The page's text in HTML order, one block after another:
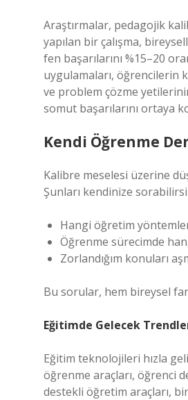
Araştırmalar, pedagojik
yapılan bir çalışma,
fen başarılarını %15–20
uygulamaları, öğrencilerin
ve problem çözme
somut başarılarını ortaya
Kendi Öğrenme
Kalibre meselesi üzerine
Şunları kendinize
Hangi öğretim
Öğrenme sürecimde
Zorlandığım konuları
Bu sorular, hem bireysel
Eğitimde Gelecek
Eğitim teknolojileri hızla
öğrenme araçları, öğrenci
destekli öğretim araçları,